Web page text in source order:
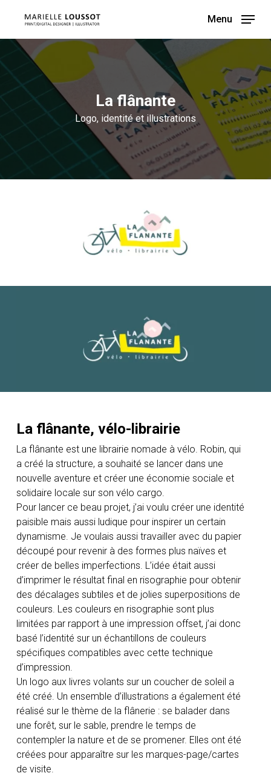
content
Menu
La flânante
Logo, identité et illustrations
La flânante, vélo-librairie
La flânante est une librairie nomade à vélo. Robin, qui
a créé la structure, a souhaité se lancer dans une
nouvelle aventure et créer une économie sociale et
solidaire locale sur son vélo cargo.
Pour lancer ce beau projet, j’ai voulu créer une identité
paisible mais aussi ludique pour inspirer un certain
dynamisme. Je voulais aussi travailler avec du papier
découpé pour revenir à des formes plus naïves et
créer de belles imperfections. L’idée était aussi
d’imprimer le résultat final en risographie pour obtenir
des décalages subtiles et de jolies superpositions de
couleurs. Les couleurs en risographie sont plus
limitées par rapport à une impression offset, j’ai donc
basé l’identité sur un échantillons de couleurs
spécifiques compatibles avec cette technique
d’impression.
Un logo aux livres volants sur un coucher de soleil a
été créé. Un ensemble d’illustrations a également été
réalisé sur le thème de la flânerie : se balader dans
une forêt, sur le sable, prendre le temps de
contempler la nature et de se promener. Elles ont été
créées pour apparaître sur les marques-page/cartes
de visite.